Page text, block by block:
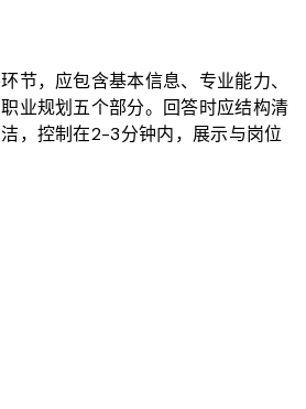
节，应包含基本信息、专业能力、
业规划五个部分。回答时应结构清
，控制在2-3分钟内，展示与岗位